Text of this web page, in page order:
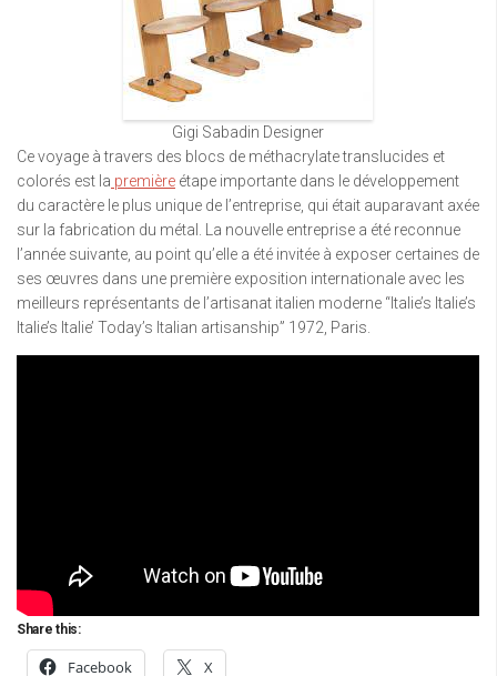
Gigi Sabadin Designer
Ce voyage à travers des blocs de méthacrylate translucides et
colorés est la première étape importante dans le développement
du caractère le plus unique de l’entreprise, qui était auparavant axée
sur la fabrication du métal. La nouvelle entreprise a été reconnue
l’année suivante, au point qu’elle a été invitée à exposer certaines de
ses œuvres dans une première exposition internationale avec les
meilleurs représentants de l’artisanat italien moderne “ltalie’s ltalie’s
ltalie’s ltalie’ Today’s Italian artisanship” 1972, Paris.
Share this:
Facebook X